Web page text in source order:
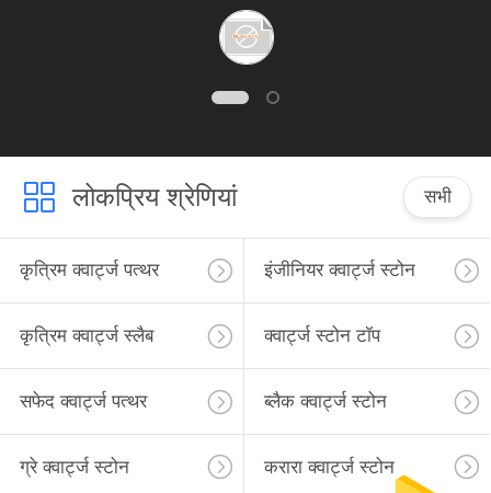
लोकप्रिय श्रेणियां सभी
कृत्रिम क्वार्ट्ज पत्थर इंजीनियर क्वार्ट्ज स्टोन
कृत्रिम क्वार्ट्ज स्लैब क्वार्ट्ज स्टोन टॉप
सफेद क्वार्ट्ज पत्थर ब्लैक क्वार्ट्ज स्टोन
ग्रे क्वार्ट्ज स्टोन करारा क्वार्ट्ज स्टोन